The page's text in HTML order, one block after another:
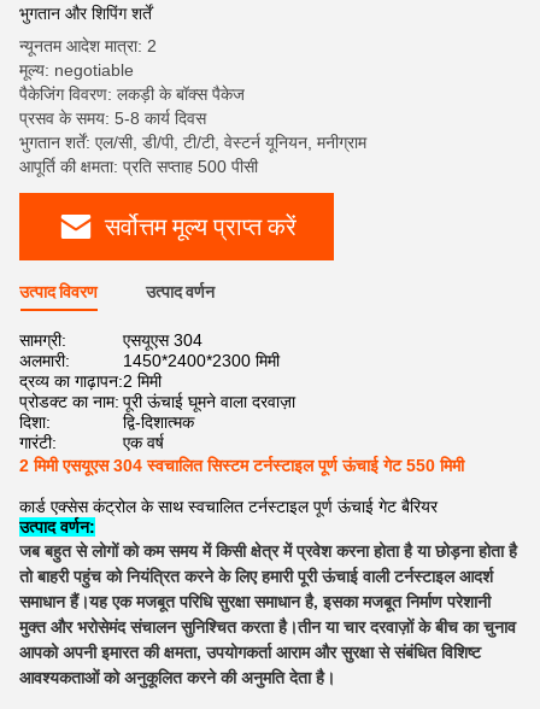
भुगतान और शिपिंग शर्तें
न्यूनतम आदेश मात्रा: 2
मूल्य: negotiable
पैकेजिंग विवरण: लकड़ी के बॉक्स पैकेज
प्रसव के समय: 5-8 कार्य दिवस
भुगतान शर्तें: एल/सी, डी/पी, टी/टी, वेस्टर्न यूनियन, मनीग्राम
आपूर्ति की क्षमता: प्रति सप्ताह 500 पीसी
सर्वोत्तम मूल्य प्राप्त करें
उत्पाद विवरण उत्पाद वर्णन
सामग्री:
एसयूएस 304
अलमारी:
1450*2400*2300 मिमी
द्रव्य का गाढ़ापन:2 मिमी
प्रोडक्ट का नाम: पूरी ऊंचाई घूमने वाला दरवाज़ा
दिशा:
द्वि-दिशात्मक
गारंटी:
एक वर्ष
2 मिमी एसयूएस 304 स्वचालित सिस्टम टर्नस्टाइल पूर्ण ऊंचाई गेट 550 मिमी
कार्ड एक्सेस कंट्रोल के साथ स्वचालित टर्नस्टाइल पूर्ण ऊंचाई गेट बैरियर
उत्पाद वर्णन:
जब बहुत से लोगों को कम समय में किसी क्षेत्र में प्रवेश करना होता है या छोड़ना होता है
तो बाहरी पहुंच को नियंत्रित करने के लिए हमारी पूरी ऊंचाई वाली टर्नस्टाइल आदर्श
समाधान हैं।यह एक मजबूत परिधि सुरक्षा समाधान है, इसका मजबूत निर्माण परेशानी
मुक्त और भरोसेमंद संचालन सुनिश्चित करता है।तीन या चार दरवाज़ों के बीच का चुनाव
आपको अपनी इमारत की क्षमता, उपयोगकर्ता आराम और सुरक्षा से संबंधित विशिष्ट
आवश्यकताओं को अनुकूलित करने की अनुमति देता है।